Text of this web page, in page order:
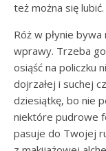
też można się lubić.
Róż w płynie
wprawy. Trzeba
osiąść na policzku
dojrzałej i suchej
dziesiątkę, bo nie
niektóre pudrowe
pasuje do Twojej